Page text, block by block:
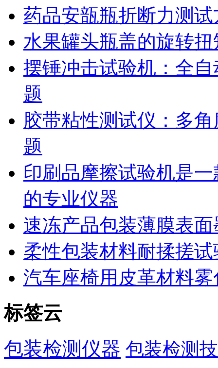
药品安瓿瓶折断力测
水果罐头瓶盖的旋转
摆锤冲击试验机：全
题
胶带粘性测试仪：多
题
印刷品摩擦试验机是
的专业仪器
速冻产品包装薄膜表
柔性包装材料耐揉搓
汽车座椅用皮革材料
标签云
包装检测仪器 包装检测